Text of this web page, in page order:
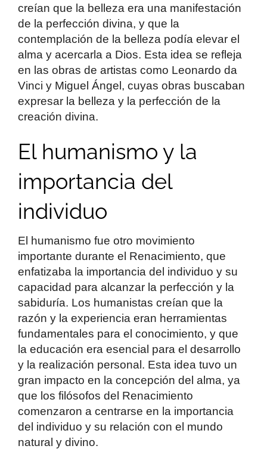
creían que la belleza era una manifestación
de la perfección divina, y que la
contemplación de la belleza podía elevar el
alma y acercarla a Dios. Esta idea se refleja
en las obras de artistas como Leonardo da
Vinci y Miguel Ángel, cuyas obras buscaban
expresar la belleza y la perfección de la
creación divina.
El humanismo y la
importancia del
individuo
El humanismo fue otro movimiento
importante durante el Renacimiento, que
enfatizaba la importancia del individuo y su
capacidad para alcanzar la perfección y la
sabiduría. Los humanistas creían que la
razón y la experiencia eran herramientas
fundamentales para el conocimiento, y que
la educación era esencial para el desarrollo
y la realización personal. Esta idea tuvo un
gran impacto en la concepción del alma, ya
que los filósofos del Renacimiento
comenzaron a centrarse en la importancia
del individuo y su relación con el mundo
natural y divino.